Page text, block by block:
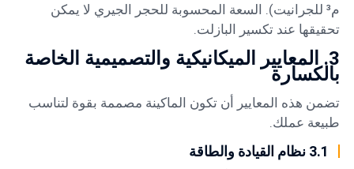
م³ للجرانيت). السعة المحسوبة للحجر الجيري لا يمكن
تحقيقها عند تكسير البازلت.
3. المعايير الميكانيكية والتصميمية الخاصة
بالكسارة
تضمن هذه المعايير أن تكون الماكينة مصممة بقوة لتناسب
طبيعة عملك.
3.1 نظام القيادة والطاقة